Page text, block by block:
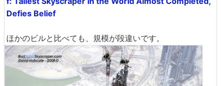
Defies Belief
ほかのビルと比べても、規模が段違いです。